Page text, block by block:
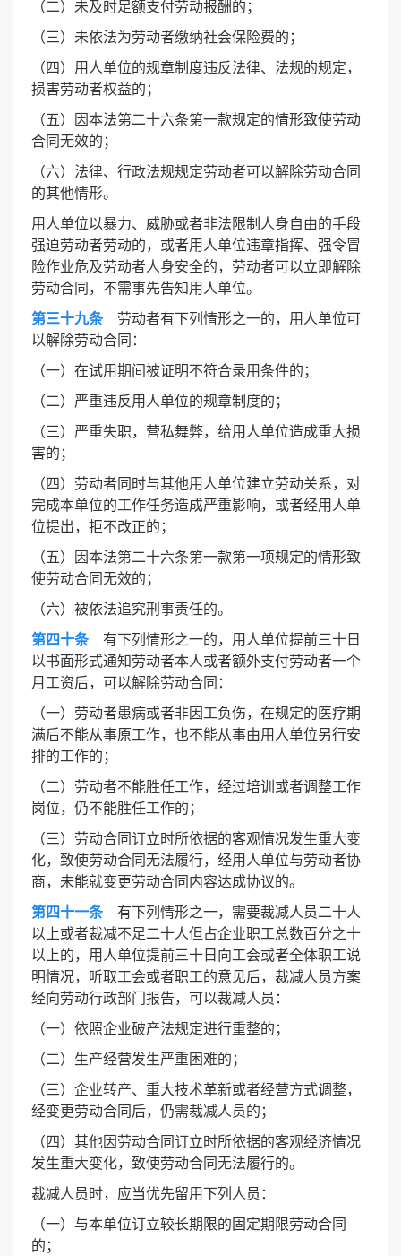
（二）未及时足额支付劳动报酬的；
（三）未依法为劳动者缴纳社会保险费的；
（四）用人单位的规章制度违反法律、法规的规定，
损害劳动者权益的；
（五）因本法第二十六条第一款规定的情形致使劳动
合同无效的；
（六）法律、行政法规规定劳动者可以解除劳动合同
的其他情形。
用人单位以暴力、威胁或者非法限制人身自由的手段
强迫劳动者劳动的，或者用人单位违章指挥、强令冒
险作业危及劳动者人身安全的，劳动者可以立即解除
劳动合同，不需事先告知用人单位。
第三十九条劳动者有下列情形之一的，用人单位可
以解除劳动合同：
（一）在试用期间被证明不符合录用条件的；
（二）严重违反用人单位的规章制度的；
（三）严重失职，营私舞弊，给用人单位造成重大损
害的；
（四）劳动者同时与其他用人单位建立劳动关系，对
完成本单位的工作任务造成严重影响，或者经用人单
位提出，拒不改正的；
（五）因本法第二十六条第一款第一项规定的情形致
使劳动合同无效的；
（六）被依法追究刑事责任的。
第四十条有下列情形之一的，用人单位提前三十日
以书面形式通知劳动者本人或者额外支付劳动者一个
月工资后，可以解除劳动合同：
（一）劳动者患病或者非因工负伤，在规定的医疗期
满后不能从事原工作，也不能从事由用人单位另行安
排的工作的；
（二）劳动者不能胜任工作，经过培训或者调整工作
岗位，仍不能胜任工作的；
（三）劳动合同订立时所依据的客观情况发生重大变
化，致使劳动合同无法履行，经用人单位与劳动者协
商，未能就变更劳动合同内容达成协议的。
第四十一条有下列情形之一，需要裁减人员二十人
以上或者裁减不足二十人但占企业职工总数百分之十
以上的，用人单位提前三十日向工会或者全体职工说
明情况，听取工会或者职工的意见后，裁减人员方案
经向劳动行政部门报告，可以裁减人员：
（一）依照企业破产法规定进行重整的；
（二）生产经营发生严重困难的；
（三）企业转产、重大技术革新或者经营方式调整，
经变更劳动合同后，仍需裁减人员的；
（四）其他因劳动合同订立时所依据的客观经济情况
发生重大变化，致使劳动合同无法履行的。
裁减人员时，应当优先留用下列人员：
（一）与本单位订立较长期限的固定期限劳动合同
的；